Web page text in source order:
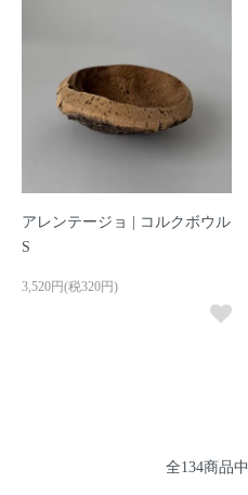
アレンテージョ | コルクボウル
S
3,520円(税320円)
全134商品中